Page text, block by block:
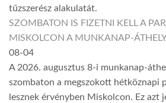
tűzszerész alakulatát.
SZOMBATON IS FIZETNI KELL A
MISKOLCON A MUNKANAP-
08-04
A 2026. augusztus 8-i munkanap-
szombaton a megszokott hétköznapi
lesznek érvényben Miskolcon. Ez azt